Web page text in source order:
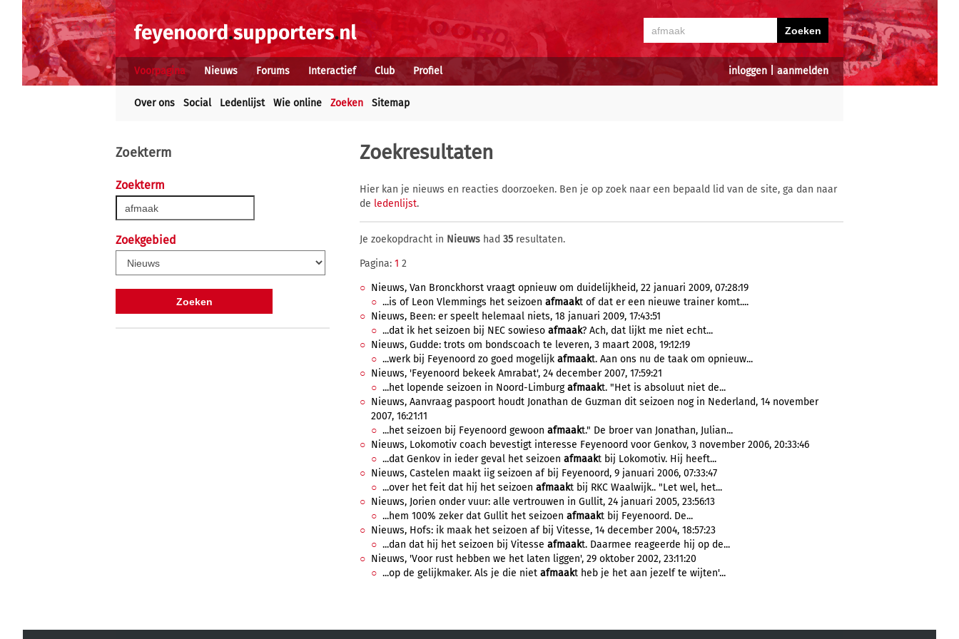
inloggen aanmelden
Voorpagina Nieuws Forums Interactief Club Profiel
Over ons Social Ledenlijst Wie online Zoeken Sitemap
Zoekterm
Zoekterm
Zoekgebied
Zoekresultaten
Hier kan je nieuws en reacties doorzoeken. Ben je op zoek naar een bepaald lid van de site, ga dan naar
de ledenlijst.
Je zoekopdracht in Nieuws had 35 resultaten.
Pagina: 1 2
Nieuws, Van Bronckhorst vraagt opnieuw om duidelijkheid, 22 januari 2009, 07:28:19
...is of Leon Vlemmings het seizoen afmaakt of dat er een nieuwe trainer komt....
Nieuws, Been: er speelt helemaal niets, 18 januari 2009, 17:43:51
...dat ik het seizoen bij NEC sowieso afmaak? Ach, dat lijkt me niet echt...
Nieuws, Gudde: trots om bondscoach te leveren, 3 maart 2008, 19:12:19
...werk bij Feyenoord zo goed mogelijk afmaakt. Aan ons nu de taak om opnieuw...
Nieuws, 'Feyenoord bekeek Amrabat', 24 december 2007, 17:59:21
...het lopende seizoen in Noord-Limburgafmaakt. "Het is absoluut niet de...
Nieuws, Aanvraag paspoort houdt Jonathan de Guzman dit seizoen nog in Nederland, 14 november
2007, 16:21:11
...het seizoen bij Feyenoord gewoon afmaakt." De broer van Jonathan, Julian...
Nieuws, Lokomotiv coach bevestigt interesse Feyenoord voor Genkov, 3 november 2006, 20:33:46
...dat Genkov in ieder geval het seizoen afmaakt bij Lokomotiv. Hij heeft...
Nieuws, Castelen maakt iig seizoen af bij Feyenoord, 9 januari 2006, 07:33:47
...over het feit dat hij het seizoen afmaakt bij RKC Waalwijk.. "Let wel, het...
Nieuws, Jorien onder vuur: alle vertrouwen in Gullit, 24 januari 2005, 23:56:13
...hem 100% zeker dat Gullit het seizoen afmaakt bij Feyenoord. De...
Nieuws, Hofs: ik maak het seizoen af bij Vitesse, 14 december 2004, 18:57:23
...dan dat hij het seizoen bij Vitesse afmaakt. Daarmee reageerde hij op de...
Nieuws, 'Voor rust hebben we het laten liggen', 29 oktober 2002, 23:11:20
...op de gelijkmaker. Als je die niet afmaakt heb je het aan jezelf te wijten'...